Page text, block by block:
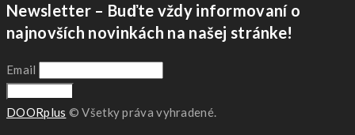
Newsletter – Buďte vždy informovaní o
najnovších novinkách na našej stránke!
Email
DOORplus © Všetky práva vyhradené.